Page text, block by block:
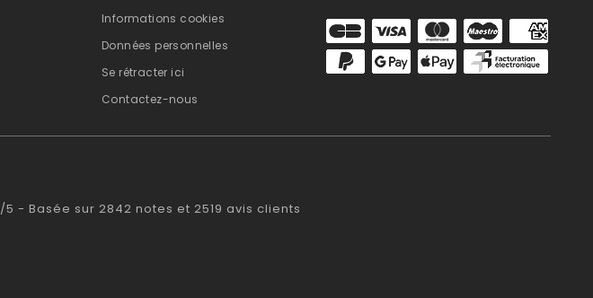
Informations cookies
Données personnelles
Se rétracter ici
Contactez-nous
/5 - Basée sur 2842 notes et 2519 avis clients